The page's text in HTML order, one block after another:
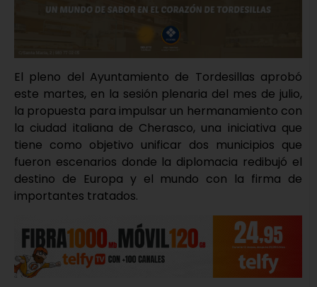
El pleno del Ayuntamiento de Tordesillas aprobó
este martes, en la sesión plenaria del mes de julio,
la propuesta para impulsar un hermanamiento con
la ciudad italiana de Cherasco, una iniciativa que
tiene como objetivo unificar dos municipios que
fueron escenarios donde la diplomacia redibujó el
destino de Europa y el mundo con la firma de
importantes tratados.